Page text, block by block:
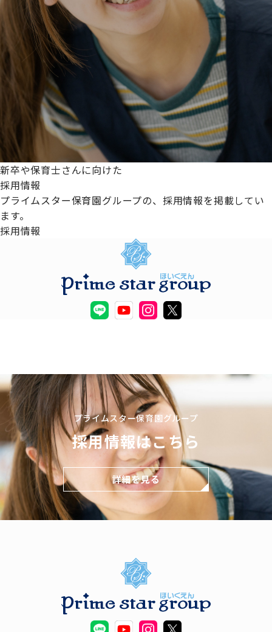
新卒や保育士さんに向けた
採用情報
プライムスター保育園グループの、採用情報を掲載してい
ます。
採用情報
プライムスター保育園グループ
採用情報はこちら
詳細を見る